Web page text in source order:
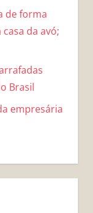
de forma
da avó;
Brasil
empresária